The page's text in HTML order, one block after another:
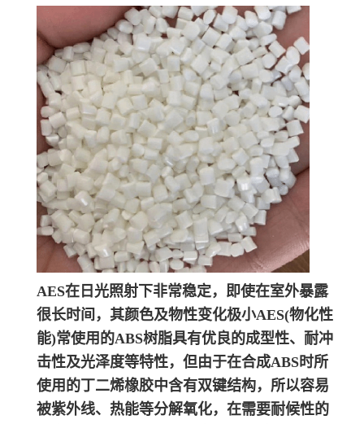
AES在日光照射下非常稳定，即使在室外暴露
很长时间，其颜色及物性变化极小AES(物化性
能)常使用的ABS树脂具有优良的成型性、耐冲
击性及光泽度等特性，但由于在合成ABS时所
使用的丁二烯橡胶中含有双键结构，所以容易
被紫外线、热能等分解氧化，在需要耐候性的